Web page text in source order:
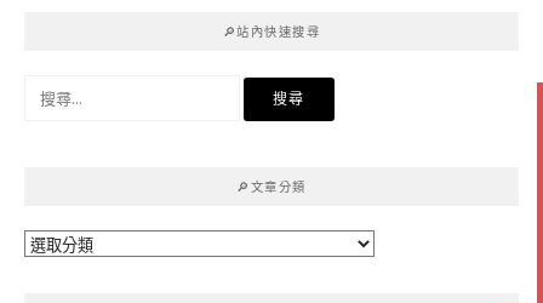
🔎站內快速搜尋
🔎文章分類
🔎